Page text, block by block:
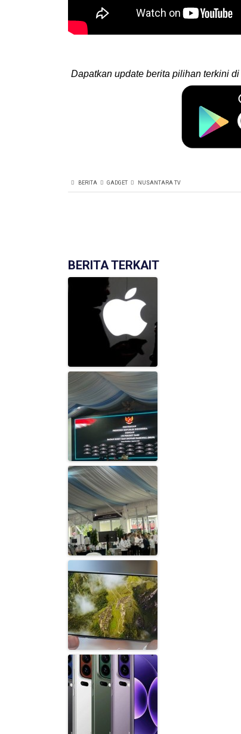
Dapatkan update berita pilihan terkini di
BERITA GADGET NUSANTARA TV
BERITA TERKAIT